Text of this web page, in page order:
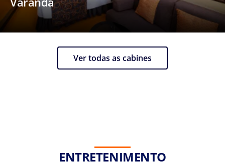
Ver todas as cabines
ENTRETENIMENTO